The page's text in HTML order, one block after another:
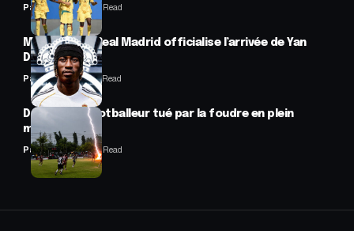
Panafrofoot2 Min Read
Mercato : Le Real Madrid officialise l’arrivée de Yan
Diomandé
Panafrofoot1 Min Read
Drame : un footballeur tué par la foudre en plein
match
Panafrofoot2 Min Read